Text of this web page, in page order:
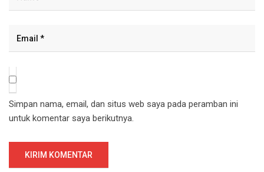
Simpan nama, email, dan situs web saya pada peramban ini
untuk komentar saya berikutnya.